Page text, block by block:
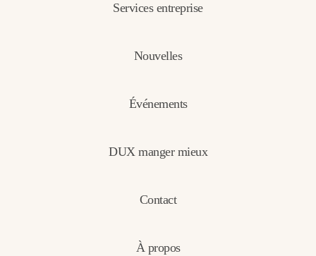
Services entreprise
Nouvelles
Événements
DUX manger mieux
Contact
À propos